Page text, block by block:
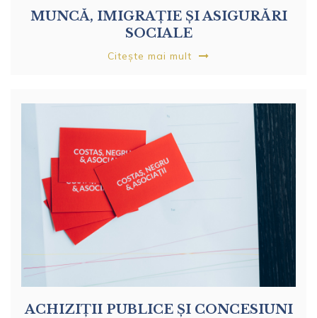
MUNCĂ, IMIGRAȚIE ȘI ASIGURĂRI
SOCIALE
Citește mai mult
ACHIZIȚII PUBLICE ȘI CONCESIUNI